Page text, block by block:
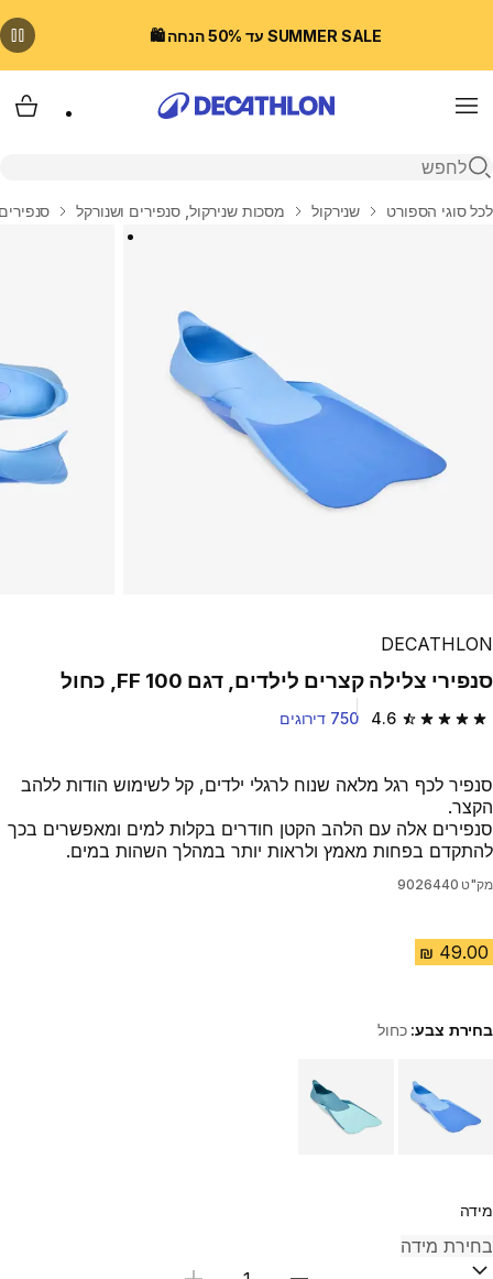
SUMMER SALE עד 50% הנחה 🛍️
Menu
פתיחת חיפוש
בית
לכל סוגי הספורט שנירקול מסכות שנירקול, סנפירים ושנורקל
DECATHLON
סנפירי צלילה קצרים לילדים, דגם FF 100, כחול
4.6 4.6 out of 5 stars from 750 reviews 750 דירוגים
סנפיר לכף רגל מלאה שנוח לרגלי ילדים, קל לשימוש הודות ללהב
הקצר.
סנפירים אלה עם הלהב הקטן חודרים בקלות למים ומאפשרים בכך
להתקדם בפחות מאמץ ולראות יותר במהלך השהות במים.
מק"ט 9026440
בחירת צבע:כחול
מידה